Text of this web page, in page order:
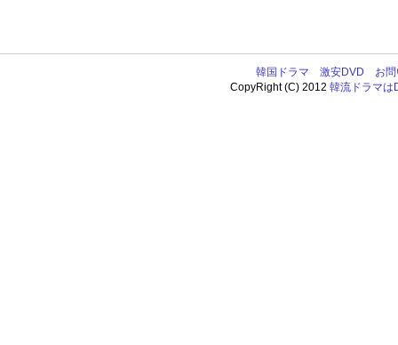
韓国ドラマ 激安DVD
お
CopyRight (C) 2012韓流ドラマは